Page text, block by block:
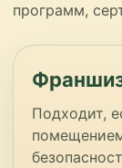
программ,
Подходит,